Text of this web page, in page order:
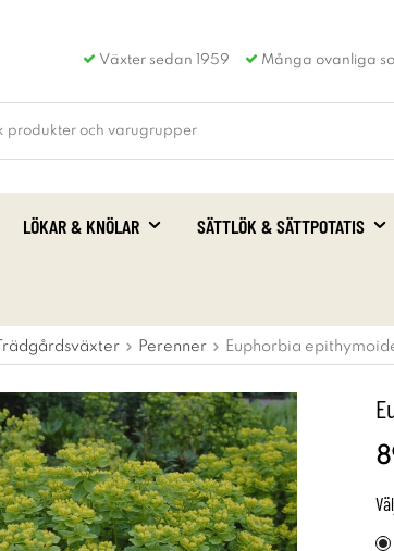
Växter sedan 1959 Många ovanliga
LÖKAR & KNÖLAR SÄTTLÖK & SÄTTPOTATIS
Trädgårdsväxter Perenner Euphorbia